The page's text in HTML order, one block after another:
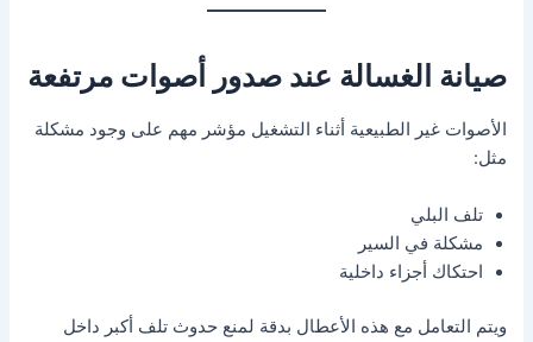
صيانة الغسالة عند صدور أصوات مرتفعة
الأصوات غير الطبيعية أثناء التشغيل مؤشر مهم على وجود مشكلة
مثل:
تلف البلي
مشكلة في السير
احتكاك أجزاء داخلية
ويتم التعامل مع هذه الأعطال بدقة لمنع حدوث تلف أكبر داخل